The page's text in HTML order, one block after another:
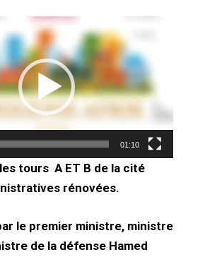
01:10
tours A ET B de la cité
rénovées.
le premier ministre, ministre
de la défense Hamed